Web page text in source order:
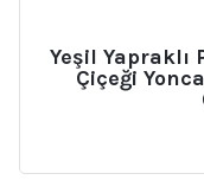
Yeşil Yapraklı
Çiçeği